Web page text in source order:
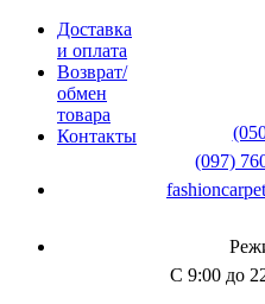
Доставка
и оплата
Возврат/
обмен
товара
Контакты
(097)
С 9:00 до